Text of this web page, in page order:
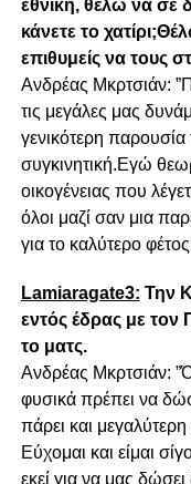
εθνική, θέλω να σε
κάνετε το
επιθυμείς να τους
Ανδρέας Μκρτσιάν:
τις μεγάλες μας
γενικότερη παρουσία
συγκινητική.Εγώ
οικογένειας που
όλοι μαζί σαν μια
για το καλύτερο
Lamiaragate3: Την
εντός έδρας με τον
το ματς.
Ανδρέας Μκρτσιάν:
φυσικά πρέπει να
πάρει και
Εύχομαι και είμαι
εκεί για να μας